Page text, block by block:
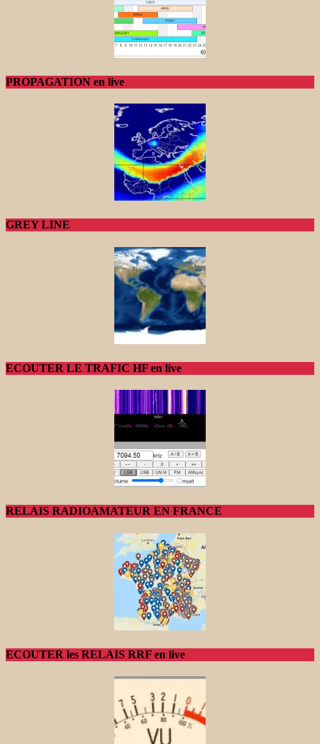
PROPAGATION en live
GREY LINE
ECOUTER LE TRAFIC HF en live
RELAIS RADIOAMATEUR EN FRANCE
ECOUTER les RELAIS RRF en live